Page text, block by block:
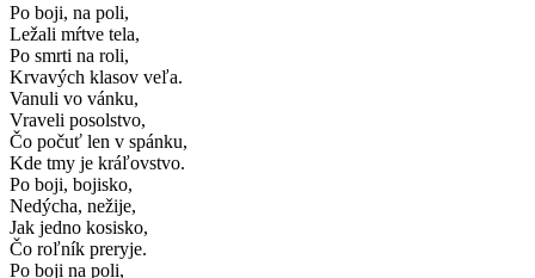
Po boji, na poli,
Ležali mŕtve tela,
Po smrti na roli,
Krvavých klasov veľa.
Vanuli vo vánku,
Vraveli posolstvo,
Čo počuť len v spánku,
Kde tmy je kráľovstvo.
Po boji, bojisko,
Nedýcha, nežije,
Jak jedno kosisko,
Čo roľník preryje.
Po boji na poli,